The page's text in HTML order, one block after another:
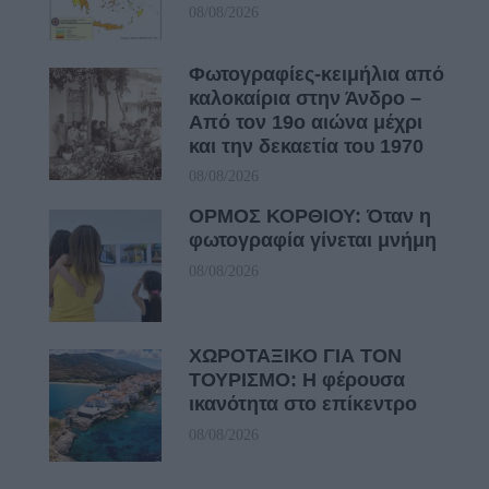
08/08/2026
Φωτογραφίες-κειμήλια από
καλοκαίρια στην Άνδρο –
Από τον 19ο αιώνα μέχρι
και την δεκαετία του 1970
08/08/2026
ΟΡΜΟΣ ΚΟΡΘΙΟΥ: Όταν η
φωτογραφία γίνεται μνήμη
08/08/2026
ΧΩΡΟΤΑΞΙΚΟ ΓΙΑ ΤΟΝ
ΤΟΥΡΙΣΜΟ: Η φέρουσα
ικανότητα στο επίκεντρο
08/08/2026